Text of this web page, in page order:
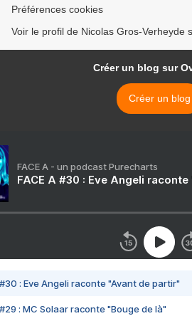
Préférences cookies
Voir le profil de Nicolas Gros-Verheyde
Créer un blog sur
Créer un blog
FACE A - un podcast Purecharts
FACE A #30 : Eve Angeli
#30 : Eve Angeli raconte "Avant de partir"
#29 : MC Solaar raconte "Bouge de là"